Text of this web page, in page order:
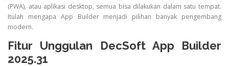
(PWA), atau aplikasi desktop, semua bisa dilakukan dalam satu tempat.
Itulah mengapa App Builder menjadi pilihan banyak pengembang
modern.
Fitur Unggulan DecSoft App Builder
2025.31